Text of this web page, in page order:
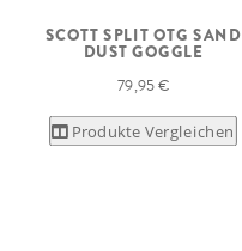
SCOTT SPLIT OTG SAND
DUST GOGGLE
79,95 €
Produkte Vergleichen